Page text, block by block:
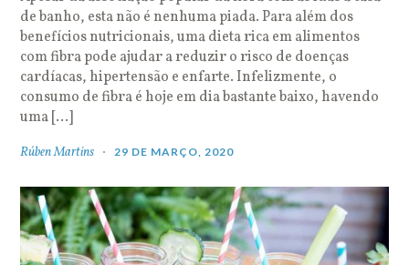
de banho, esta não é nenhuma piada. Para além dos
benefícios nutricionais, uma dieta rica em alimentos
com fibra pode ajudar a reduzir o risco de doenças
cardíacas, hipertensão e enfarte. Infelizmente, o
consumo de fibra é hoje em dia bastante baixo, havendo
uma […]
Rúben Martins 29 DE MARÇO, 2020